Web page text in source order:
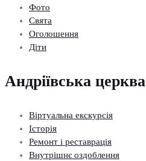
Фото
Свята
Оголошення
Діти
Андріївська церква
Віртуальна екскурсія
Історія
Ремонт і реставрація
Внутрішнє оздоблення